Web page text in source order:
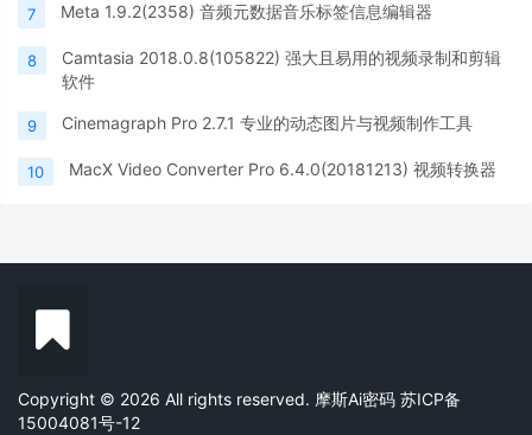
7 Meta 1.9.2(2358) 音频元数据音乐标签信息编辑器
8
Camtasia 2018.0.8(105822) 强大且易用的视频录制和剪辑
软件
9 Cinemagraph Pro 2.7.1 专业的动态图片与视频制作工具
10 MacX Video Converter Pro 6.4.0(20181213) 视频转换器
Copyright © 2026 All rights reserved. 摩斯Ai密码 苏ICP备
15004081号-12